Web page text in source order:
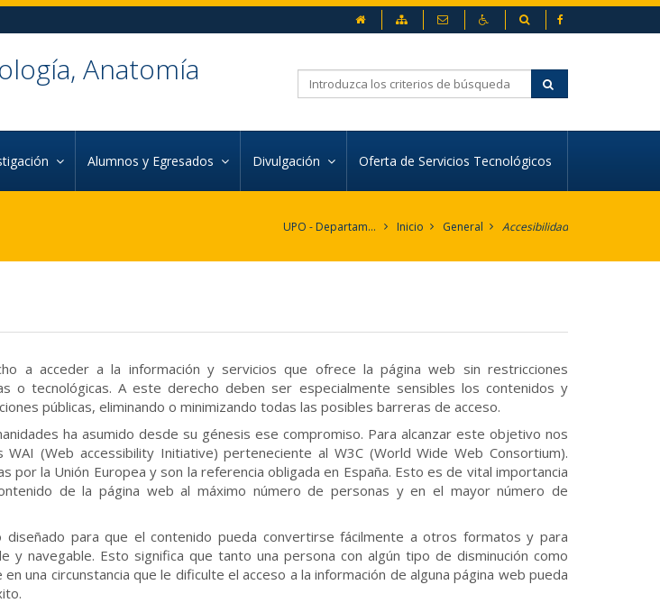
Mapa web Contacto Accesibilidad
Buscador
Anatomía
Alumnos y Egresados Divulgación Oferta de Servicios Tecnológicos
UPO - Departamento de Fisiología, Anatomía y Biología Celular Inicio General Accesibilidad
a acceder a la información y servicios que ofrece la página web sin restricciones
o tecnológicas. A este derecho deben ser especialmente sensibles los contenidos y
públicas, eliminando o minimizando todas las posibles barreras de acceso.
ha asumido desde su génesis ese compromiso. Para alcanzar este objetivo nos
(Web accessibility Initiative) perteneciente al W3C (World Wide Web Consortium).
por la Unión Europea y son la referencia obligada en España. Esto es de vital importancia
de la página web al máximo número de personas y en el mayor número de
para que el contenido pueda convertirse fácilmente a otros formatos y para
y navegable. Esto significa que tanto una persona con algún tipo de disminución como
una circunstancia que le dificulte el acceso a la información de alguna página web pueda